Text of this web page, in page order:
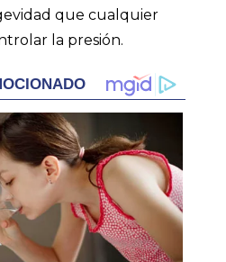
que cualquier
la presión.